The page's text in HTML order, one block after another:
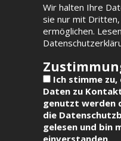
Wir halten Ihre
sie nur mit
ermöglichen.
Ich stimme zu,
Daten zu
genutzt werden
die
gelesen und bin
einverstanden.